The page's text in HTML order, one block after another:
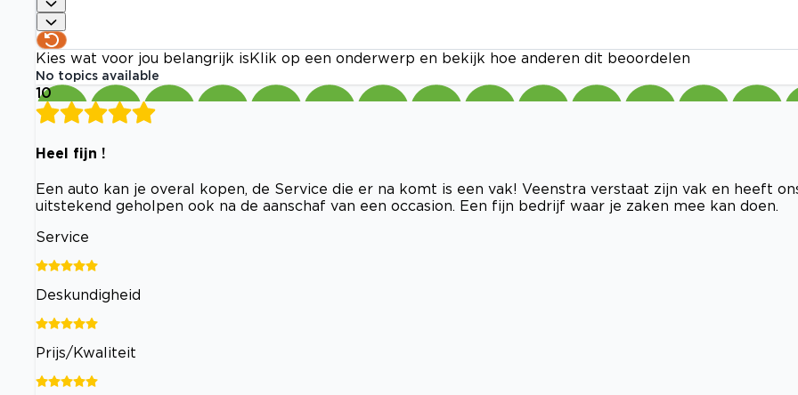
Kies wat voor jou belangrijk is Klik op een onderwerp en bekijk hoe anderen dit beoordelen
No topics available
10
Heel fijn !
Een auto kan je overal kopen, de Service die er na komt is een vak! Veenstra verstaat zijn vak en heeft
uitstekend geholpen ook na de aanschaf van een occasion. Een fijn bedrijf waar je zaken mee kan doen.
Service
Deskundigheid
Prijs/Kwaliteit